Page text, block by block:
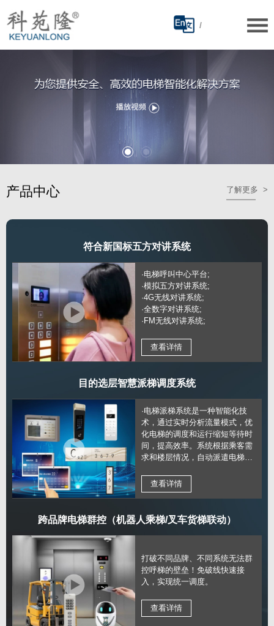
/
产品中心 了解更多 >
符合新国标五方对讲系统
·电梯呼叫中心平台;
·模拟五方对讲系统;
·4G无线对讲系统;
·全数字对讲系统;
·FM无线对讲系统;
查看详情
目的选层智慧派梯调度系统
·电梯派梯系统是一种智能化技
术，通过实时分析流量模式，优
化电梯的调度和运行缩短等待时
间，提高效率。系统根据乘客需
求和楼层情况，自动派遣电梯，
升建筑物的运行效能。
查看详情
跨品牌电梯群控（机器人乘梯/叉车货梯联动）
打破不同品牌、不同系统无法群
控呼梯的壁垒！免破线快速接
入，实现统一调度。
查看详情